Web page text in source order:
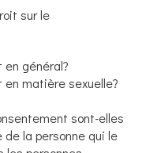
sur le
en général?
en matière sexuelle?
sont-elles
de la personne qui le